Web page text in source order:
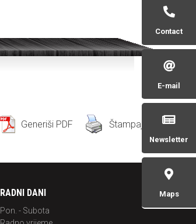
Contact
E-mail
Newsletter
Maps
Generiši PDF Štampaj
RADNI DANI
Pon. - Subota